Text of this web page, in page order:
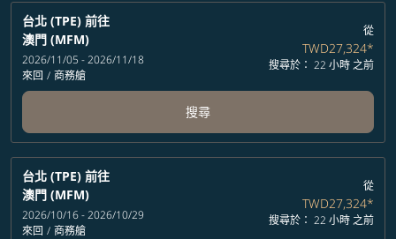
台北 (TPE) 前往
澳門 (MFM)
2026/11/05 - 2026/11/18
來回 / 商務艙
從
TWD27,324*
搜尋於： 22 小時 之前
搜尋
台北 (TPE) 前往
澳門 (MFM)
2026/10/16 - 2026/10/29
來回 / 商務艙
從
TWD27,324*
搜尋於： 22 小時 之前